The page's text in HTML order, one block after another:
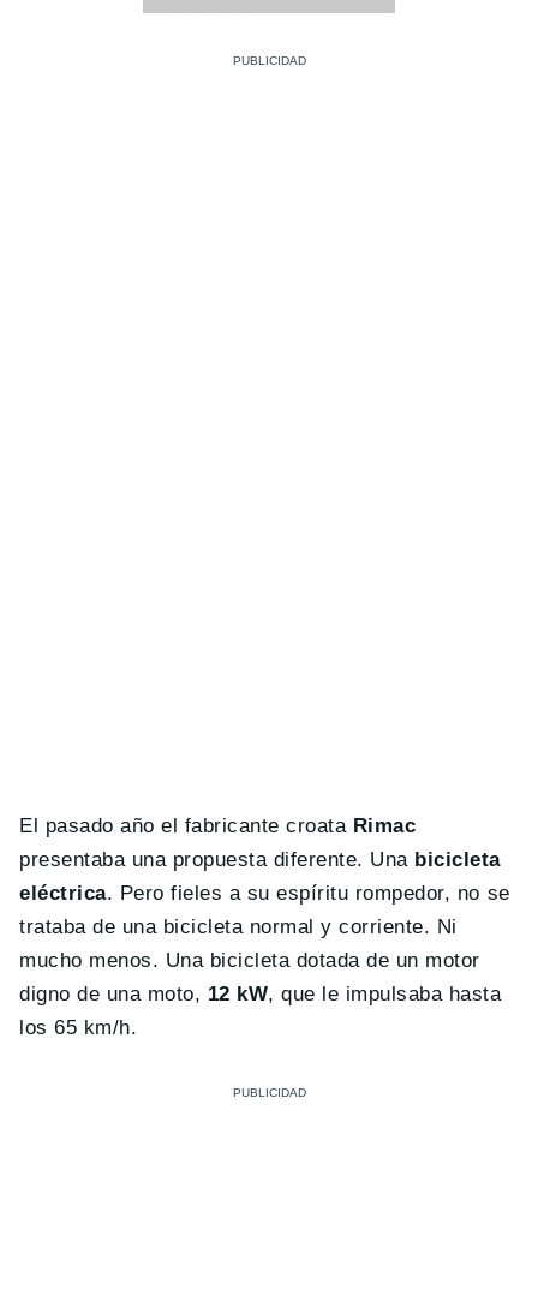
El pasado año el fabricante croataRimac
presentaba una propuesta diferente. Una bicicleta
eléctrica. Pero fieles a su espíritu rompedor, no se
trataba de una bicicleta normal y corriente. Ni
mucho menos. Una bicicleta dotada de un motor
digno de una moto, 12 kW, que le impulsaba hasta
los 65 km/h.